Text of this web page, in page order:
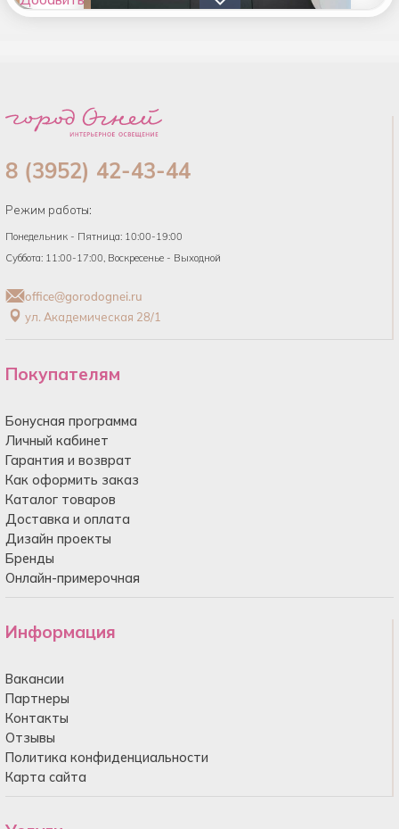
товары в
8 (3952) 42-43-44
Режим работы:
Понедельник - Пятница: 10:00-19:00
Суббота: 11:00-17:00, Воскресенье - Выходной
office@gorodognei.ru
ул. Академическая 28/1
Покупателям
Бонусная программа
Личный кабинет
Гарантия и возврат
Как оформить заказ
Каталог товаров
Доставка и оплата
Дизайн проекты
Бренды
Онлайн-примерочная
Информация
Вакансии
Партнеры
Контакты
Отзывы
Политика конфиденциальности
Карта сайта